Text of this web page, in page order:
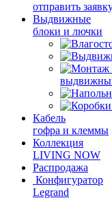
отправить
Выдвижные
блоки и лючки
Кабель
гофра и клеммы
Коллекция
LIVING NOW
Распродажа
Конфигуратор
Legrand